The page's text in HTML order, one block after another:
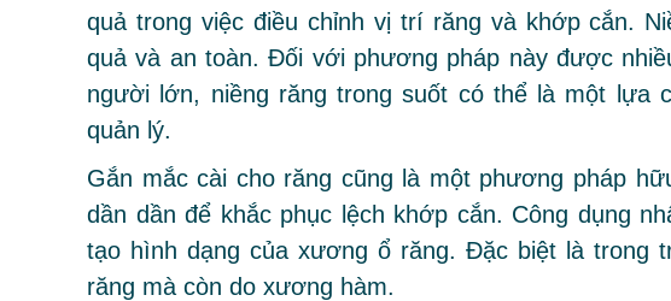
quả trong việc điều chỉnh vị trí răng và khớp cắn.
quả và an toàn. Đối với phương pháp này được
người lớn, niềng răng trong suốt có thể là một lựa
quản lý.
Gắn mắc cài cho răng cũng là một phương pháp
dần dần để khắc phục lệch khớp cắn. Công dụng
tạo hình dạng của xương ổ răng. Đặc biệt là trong
răng mà còn do xương hàm.